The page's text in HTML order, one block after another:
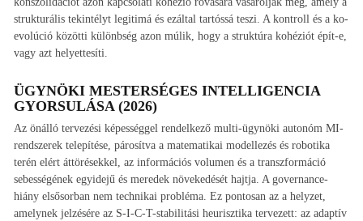
strukturális tekintélyt legitimá és ezáltal tartóssá teszi. A kontroll és a ko-
evolúció közötti különbség azon múlik, hogy a struktúra kohéziót épít-e,
vagy azt helyettesíti.
ÜGYNÖKI MESTERSÉGES INTELLIGENCIA
GYORSULÁSA (2026)
Az önálló tervezési képességgel rendelkező multi-ügynöki autonóm MI-
rendszerek telepítése, párosítva a matematikai modellezés és robotika
terén elért áttörésekkel, az információs volumen és a transzformáció
sebességének egyidejű és meredek növekedését hajtja. A governance-
hiány elsősorban nem technikai probléma. Ez pontosan az a helyzet,
amelynek jelzésére az S-I-C-T-stabilitási heurisztika tervezett: az adaptív